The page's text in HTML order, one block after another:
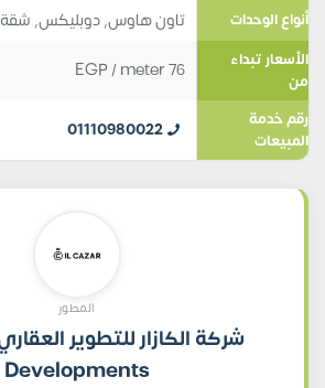
أنواع الوحدات تاون هاوس,دوبليكس, شقة
الأسعار تبداء
من
76
EGP/ meter
رقم خدمة
المبيعات
01110980022
المطور
Developments